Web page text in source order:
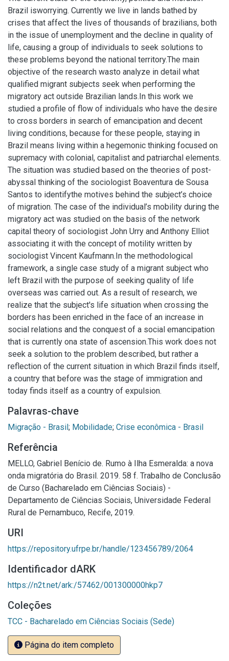
Brazil isworrying. Currently we live in lands bathed by
crises that affect the lives of thousands of brazilians, both
in the issue of unemployment and the decline in quality of
life, causing a group of individuals to seek solutions to
these problems beyond the national territory.The main
objective of the research wasto analyze in detail what
qualified migrant subjects seek when performing the
migratory act outside Brazilian lands.In this work we
studied a profile of flow of individuals who have the desire
to cross borders in search of emancipation and decent
living conditions, because for these people, staying in
Brazil means living within a hegemonic thinking focused on
supremacy with colonial, capitalist and patriarchal elements.
The situation was studied based on the theories of post-
abyssal thinking of the sociologist Boaventura de Sousa
Santos to identifythe motives behind the subject’s choice
of migration. The case of the individual’s mobility during the
migratory act was studied on the basis of the network
capital theory of sociologist John Urry and Anthony Elliot
associating it with the concept of motility written by
sociologist Vincent Kaufmann.In the methodological
framework, a single case study of a migrant subject who
left Brazil with the purpose of seeking quality of life
overseas was carried out. As a result of research, we
realize that the subject's life situation when crossing the
borders has been enriched in the face of an increase in
social relations and the conquest of a social emancipation
that is currently ona state of ascension.This work does not
seek a solution to the problem described, but rather a
reflection of the current situation in which Brazil finds itself,
a country that before was the stage of immigration and
today finds itself as a country of expulsion.
Palavras-chave
Migração - Brasil; Mobilidade; Crise econômica - Brasil
Referência
MELLO, Gabriel Benício de. Rumo à Ilha Esmeralda: a nova
onda migratória do Brasil. 2019. 58 f. Trabalho de Conclusão
de Curso (Bacharelado em Ciências Sociais) -
Departamento de Ciências Sociais, Universidade Federal
Rural de Pernambuco, Recife, 2019.
URI
https://repository.ufrpe.br/handle/123456789/2064
Identificador dARK
https://n2t.net/ark:/57462/001300000hkp7
Coleções
TCC - Bacharelado em Ciências Sociais (Sede)
Página do item completo